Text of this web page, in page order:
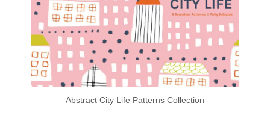
Abstract City Life Patterns Collection